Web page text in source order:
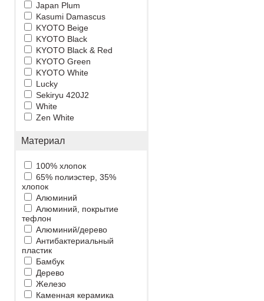
Japan Plum
Kasumi Damascus
KYOTO Beige
KYOTO Black
KYOTO Black & Red
KYOTO Green
KYOTO White
Lucky
Sekiryu 420J2
White
Zen White
Материал
100% хлопок
65% полиэстер, 35%
хлопок
Алюминий
Алюминий, покрытие
тефлон
Алюминий/дерево
Антибактериальный
пластик
Бамбук
Дерево
Железо
Каменная керамика